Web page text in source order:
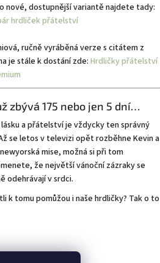
nové, dostupnější variantě najdete tady:
hrdliček přátelství
ručně vyráběná verze s citátem z
je stále k dostání zde: Hrdličky přátelství
zbývá 175 nebo jen 5 dní…
a přátelství je vždycky ten správný
se letos v televizi opět rozběhne Kevin a
mise, možná si při tom
že největší vánoční zázraky se
odehrávají v srdci.
k tomu pomůžou i naše hrdličky? Tak o to